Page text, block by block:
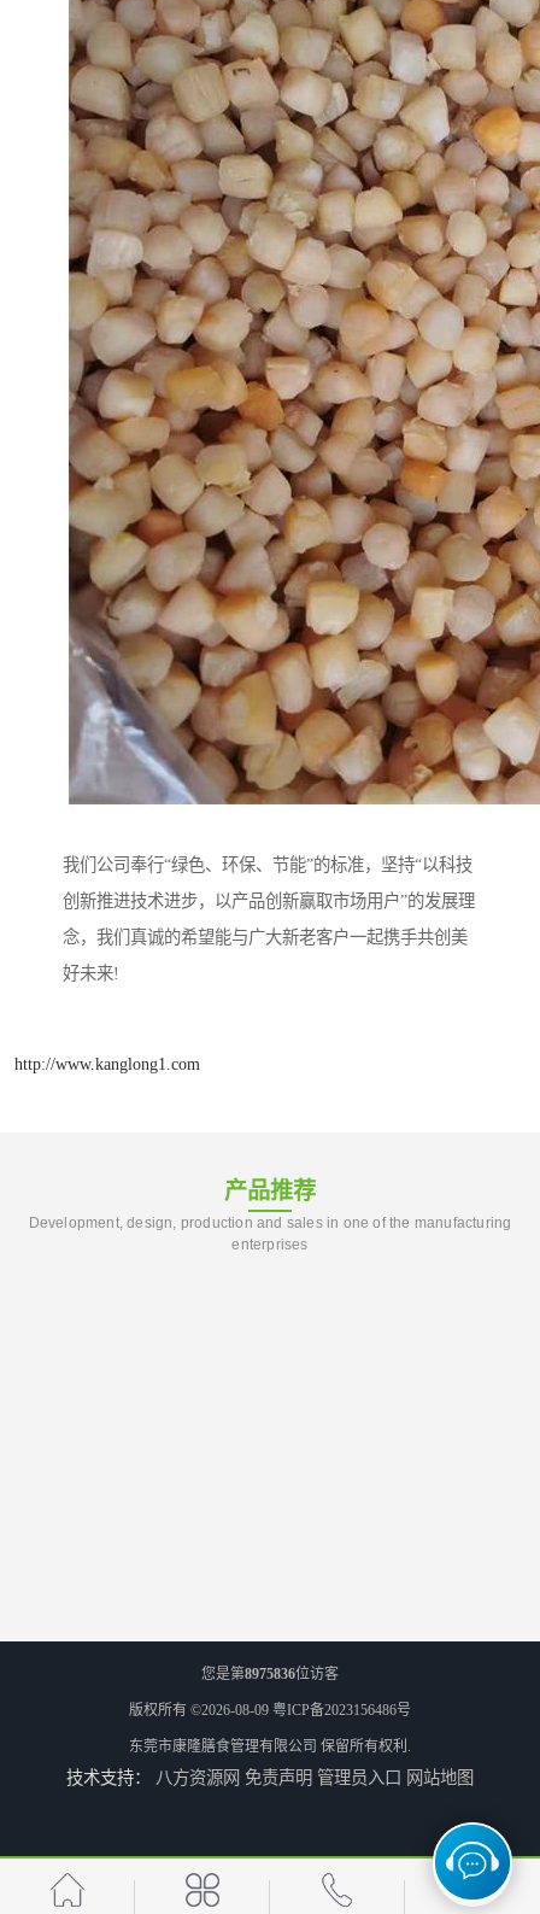
我们公司奉行“绿色、环保、节能”的标准，坚持“以科技
创新推进技术进步，以产品创新赢取市场用户”的发展理
念，我们真诚的希望能与广大新老客户一起携手共创美
好未来!
http://www.kanglong1.com
产品推荐
Development, design, production and sales in one of the manufacturing
enterprises
您是第8975836位访客
版权所有 ©2026-08-09 粤ICP备2023156486号
东莞市康隆膳食管理有限公司 保留所有权利.
技术支持： 八方资源网 免责声明 管理员入口 网站地图